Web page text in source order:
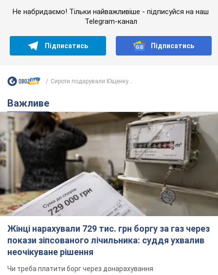
Не набридаємо! Тільки найважливіше - підписуйся на наш
Telegram-канал
Підписатись Підписатись
Сироти подарували Ющенку...
Важливе
Жінці нарахували 729 тис. грн боргу за газ через
покази зіпсованого лічильника: суддя ухвалив
неочікуване рішення
Чи треба платити борг через донарахування